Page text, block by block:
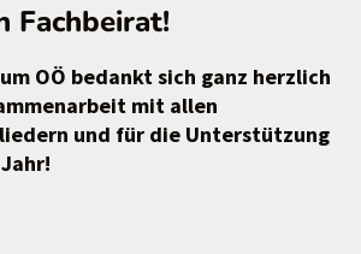
Fachbeirat!
OÖ bedankt sich ganz herzlich
mit allen
und für die Unterstützung